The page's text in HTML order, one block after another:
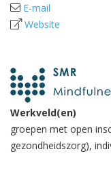
E-mail
Website
Werkveld(en)
groepen met open
gezondheidszorg),